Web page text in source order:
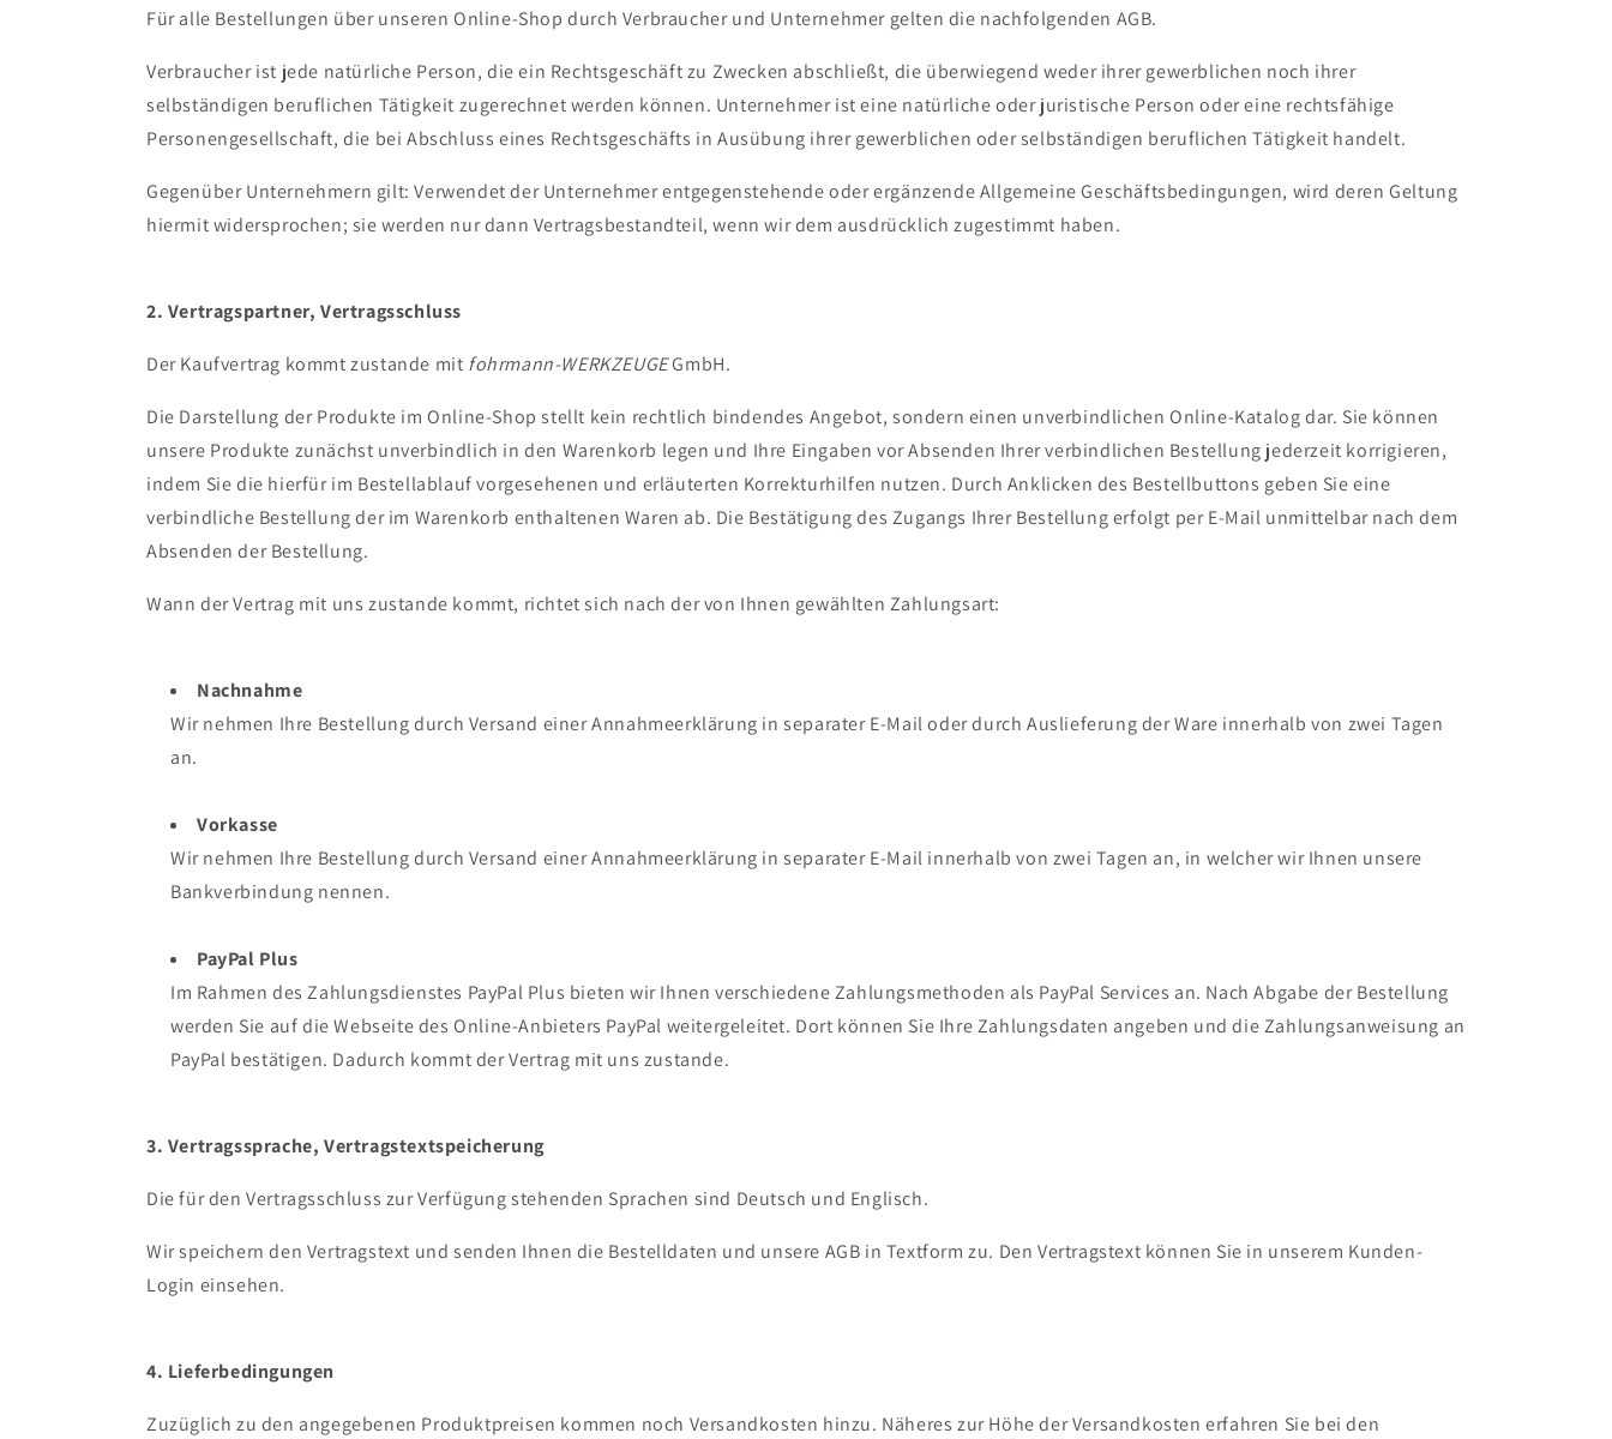
n
Für alle Bestellungen über unseren Online-Shop durch Verbraucher und Unternehmer gelten die nachfolgenden AGB.
Verbraucher ist jede natürliche Person, die ein Rechtsgeschäft zu Zwecken abschließt, die überwiegend weder ihrer gewerblichen noch ihrer
selbständigen beruflichen Tätigkeit zugerechnet werden können. Unternehmer ist eine natürliche oder juristische Person oder eine rechtsfähige
Personengesellschaft, die bei Abschluss eines Rechtsgeschäfts in Ausübung ihrer gewerblichen oder selbständigen beruflichen Tätigkeit handelt.
Gegenüber Unternehmern gilt: Verwendet der Unternehmer entgegenstehende oder ergänzende Allgemeine Geschäftsbedingungen, wird deren Geltung
hiermit widersprochen; sie werden nur dann Vertragsbestandteil, wenn wir dem ausdrücklich zugestimmt haben.
2. Vertragspartner, Vertragsschluss
Der Kaufvertrag kommt zustande mit fohrmann-WERKZEUGEGmbH.
Die Darstellung der Produkte im Online-Shop stellt kein rechtlich bindendes Angebot, sondern einen unverbindlichen Online-Katalog dar. Sie können
unsere Produkte zunächst unverbindlich in den Warenkorb legen und Ihre Eingaben vor Absenden Ihrer verbindlichen Bestellung jederzeit korrigieren,
indem Sie die hierfür im Bestellablauf vorgesehenen und erläuterten Korrekturhilfen nutzen. Durch Anklicken des Bestellbuttons geben Sie eine
verbindliche Bestellung der im Warenkorb enthaltenen Waren ab. Die Bestätigung des Zugangs Ihrer Bestellung erfolgt per E-Mail unmittelbar nach dem
Absenden der Bestellung.
Wann der Vertrag mit uns zustande kommt, richtet sich nach der von Ihnen gewählten Zahlungsart:
Nachnahme
Wir nehmen Ihre Bestellung durch Versand einer Annahmeerklärung in separater E-Mail oder durch Auslieferung der Ware innerhalb von zwei Tagen
an.
Vorkasse
Wir nehmen Ihre Bestellung durch Versand einer Annahmeerklärung in separater E-Mail innerhalb von zwei Tagen an, in welcher wir Ihnen unsere
Bankverbindung nennen.
PayPal Plus
Im Rahmen des Zahlungsdienstes PayPal Plus bieten wir Ihnen verschiedene Zahlungsmethoden als PayPal Services an. Nach Abgabe der Bestellung
werden Sie auf die Webseite des Online-Anbieters PayPal weitergeleitet. Dort können Sie Ihre Zahlungsdaten angeben und die Zahlungsanweisung an
PayPal bestätigen. Dadurch kommt der Vertrag mit uns zustande.
3. Vertragssprache, Vertragstextspeicherung
Die für den Vertragsschluss zur Verfügung stehenden Sprachen sind Deutsch und Englisch.
Wir speichern den Vertragstext und senden Ihnen die Bestelldaten und unsere AGB in Textform zu. Den Vertragstext können Sie in unserem Kunden-
Login einsehen.
4. Lieferbedingungen
Zuzüglich zu den angegebenen Produktpreisen kommen noch Versandkosten hinzu. Näheres zur Höhe der Versandkosten erfahren Sie bei den